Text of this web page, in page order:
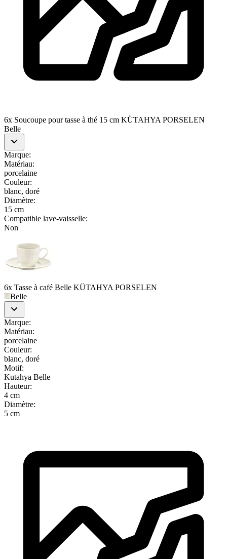
6x Soucoupe pour tasse à thé 15 cm KÜTAHYA PORSELEN
Belle
Marque:
Matériau:
porcelaine
Couleur:
blanc, doré
Diamètre:
15 cm
Compatible lave-vaisselle:
Non
6x Tasse à café Belle KÜTAHYA PORSELEN
Belle
Marque:
Matériau:
porcelaine
Couleur:
blanc, doré
Motif:
Kutahya Belle
Hauteur:
4 cm
Diamètre:
5 cm